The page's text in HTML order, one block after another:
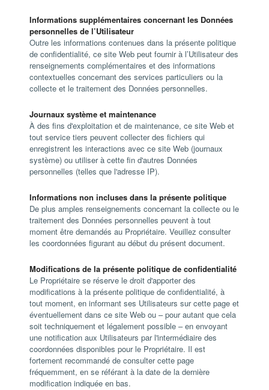
Informations supplémentaires concernant les Données
personnelles de l’Utilisateur
Outre les informations contenues dans la présente politique
de confidentialité, ce site Web peut fournir à l’Utilisateur des
renseignements complémentaires et des informations
contextuelles concernant des services particuliers ou la
collecte et le traitement des Données personnelles.
Journaux système et maintenance
À des fins d'exploitation et de maintenance, ce site Web et
tout service tiers peuvent collecter des fichiers qui
enregistrent les interactions avec ce site Web (journaux
système) ou utiliser à cette fin d'autres Données
personnelles (telles que l'adresse IP).
Informations non incluses dans la présente politique
De plus amples renseignements concernant la collecte ou le
traitement des Données personnelles peuvent à tout
moment être demandés au Propriétaire. Veuillez consulter
les coordonnées figurant au début du présent document.
Modifications de la présente politique de confidentialité
Le Propriétaire se réserve le droit d'apporter des
modifications à la présente politique de confidentialité, à
tout moment, en informant ses Utilisateurs sur cette page et
éventuellement dans ce site Web ou – pour autant que cela
soit techniquement et légalement possible – en envoyant
une notification aux Utilisateurs par l'intermédiaire des
coordonnées disponibles pour le Propriétaire. Il est
fortement recommandé de consulter cette page
fréquemment, en se référant à la date de la dernière
modification indiquée en bas.